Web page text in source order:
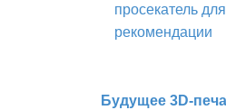
просекатель
рекомендации
Будущее 3D-